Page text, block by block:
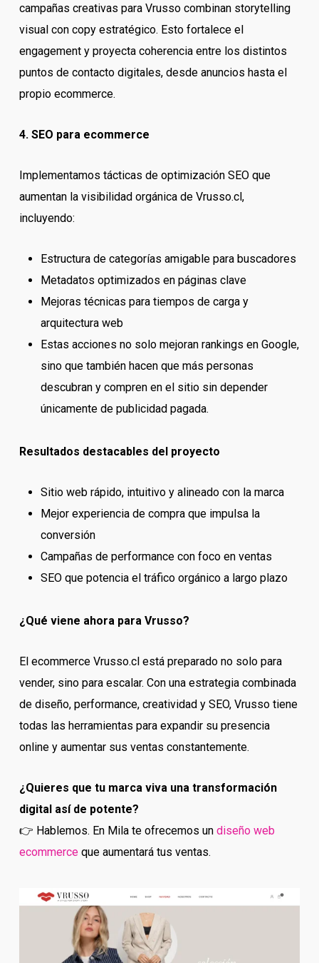
campañas creativas para Vrusso combinan storytelling
visual con copy estratégico. Esto fortalece el
engagement y proyecta coherencia entre los distintos
puntos de contacto digitales, desde anuncios hasta el
propio ecommerce.
4. SEO para ecommerce
Implementamos tácticas de optimización SEO que
aumentan la visibilidad orgánica de Vrusso.cl,
incluyendo:
Estructura de categorías amigable para buscadores
Metadatos optimizados en páginas clave
Mejoras técnicas para tiempos de carga y
arquitectura web
Estas acciones no solo mejoran rankings en Google,
sino que también hacen que más personas
descubran y compren en el sitio sin depender
únicamente de publicidad pagada.
Resultados destacables del proyecto
Sitio web rápido, intuitivo y alineado con la marca
Mejor experiencia de compra que impulsa la
conversión
Campañas de performance con foco en ventas
SEO que potencia el tráfico orgánico a largo plazo
¿Qué viene ahora para Vrusso?
El ecommerce Vrusso.cl está preparado no solo para
vender, sino para escalar. Con una estrategia combinada
de diseño, performance, creatividad y SEO, Vrusso tiene
todas las herramientas para expandir su presencia
online y aumentar sus ventas constantemente.
¿Quieres que tu marca viva una transformación
digital así de potente?
👉 Hablemos. En Mila te ofrecemos undiseño web
ecommerce que aumentará tus ventas.